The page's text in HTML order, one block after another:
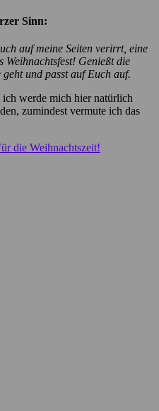
Sinn:
auf meine Seiten verirrt, eine
Weihnachtsfest! Genießt die
und passt auf Euch auf.
werde mich hier natürlich
zumindest vermute ich das